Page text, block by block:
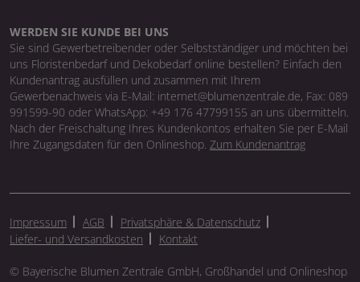
WERDEN SIE KUNDE BEI UNS
Sie sind Gewerbetreibender oder Selbstständiger und möchten bei
uns Floristenbedarf und Dekobedarf online bestellen? Einfach den
Kundenantrag ausfüllen und zusammen mit Ihrem
Gewerbenachweis via E-Mail: internet@blumenzentrale.de, Fax: 089
991599-90 oder WhatsApp: +49 176 47799155 an uns übermitteln.
Nach der Freischaltung Ihres Kundenkontos erhalten Sie per E-Mail
Ihre Zugangsdaten für den Onlineshop. Zum Kundenantrag
Impressum AGB
Privatsphäre & Datenschutz
Liefer- und Versandkosten
Kontakt
© Bayerische Blumen Zentrale GmbH, Großhandel und Onlineshop